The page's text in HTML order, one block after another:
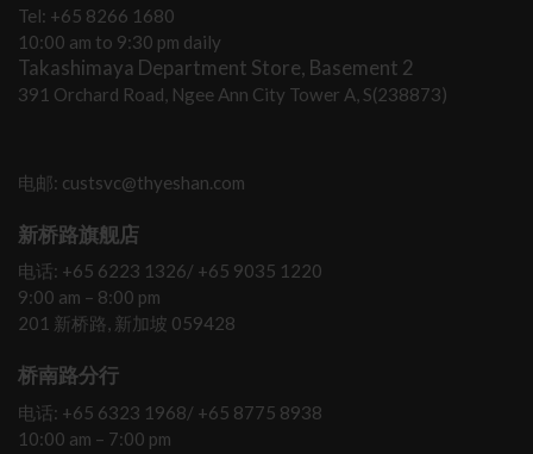
Tel: +65 8266 1680
10:00 am to 9:30 pm daily
Takashimaya Department Store, Basement 2
391 Orchard Road, Ngee Ann City Tower A, S(238873)
电邮: custsvc@thyeshan.com
新桥路旗舰店
电话: +65 6223 1326/ +65 9035 1220
9:00 am – 8:00 pm
201 新桥路, 新加坡 059428
桥南路分行
电话: +65 6323 1968/ +65 8775 8938
10:00 am – 7:00 pm